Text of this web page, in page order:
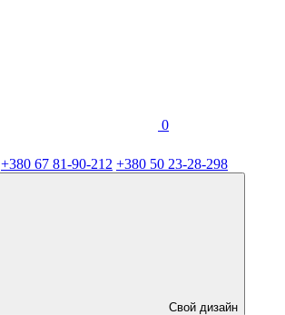
0
+380 67 81-90-212 +380 50 23-28-298
Свой дизайн